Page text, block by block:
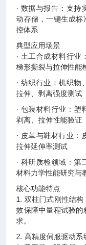
· 数据与报告：支持
动存储，一键生成
控体系
典型应用场景
· 土工合成材料行业
梯形撕裂与拉伸性能
· 纺织行业：机织物
拉伸、剥离强度测试
· 包装材料行业：塑
剥离、拉伸性能验证
· 皮革与鞋材行业：
拉伸延伸率测试
· 科研质检领域：第
材料力学性能研究与
核心功能特点
1. 双柱门式刚性结
效保障中量程试验
求。
2. 高精度伺服驱动系